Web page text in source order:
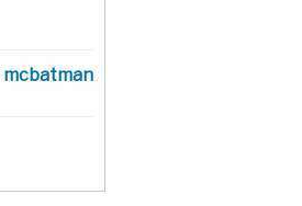
mcbatman